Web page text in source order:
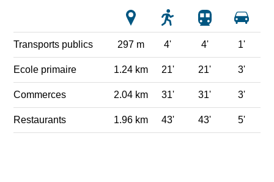
Transports publics 297 m 4' 4' 1'
Ecole primaire 1.24 km 21' 21' 3'
Commerces 2.04 km 31' 31' 3'
Restaurants 1.96 km 43' 43' 5'